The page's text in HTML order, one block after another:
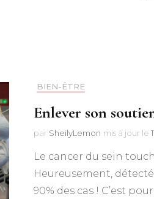
BIEN-ÊTRE
Enlever son
par SheilyLemon mis à jour le
Le cancer du sein
Heureusement,
90% des cas ! C’est